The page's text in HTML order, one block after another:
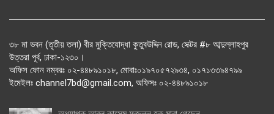
৩৮ মা ভবন (তৃতীয় তলা) বীর মুক্তিযোদ্ধা কুতুবউদ্দিন রোড, সেক্টর #৮ আব্দুল্লাহপুর
উত্তরা পূর্ব, ঢাকা-১২৩০।
অফিস ফোন নম্বরঃ ০২-৪৪৮৯১০১৮, মোবাঃ০১৯৭০৫৭২৯৩৪, ০১৭১৩৩৯৪৭৯৯
ইমেইলঃ channel7bd@gmail.com, অফিসঃ ০২-৪৪৮৯১০১৮